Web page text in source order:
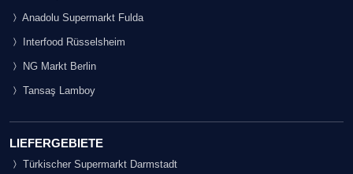
Anadolu Supermarkt Fulda
Interfood Rüsselsheim
NG Markt Berlin
Tansaş Lamboy
LIEFERGEBIETE
Türkischer Supermarkt Darmstadt